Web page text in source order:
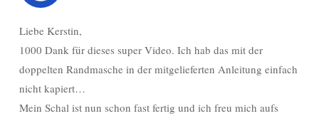
Liebe Kerstin,
1000 Dank für dieses super Video. Ich hab das mit der
doppelten Randmasche in der mitgelieferten Anleitung einfach
nicht kapiert…
Mein Schal ist nun schon fast fertig und ich freu mich aufs